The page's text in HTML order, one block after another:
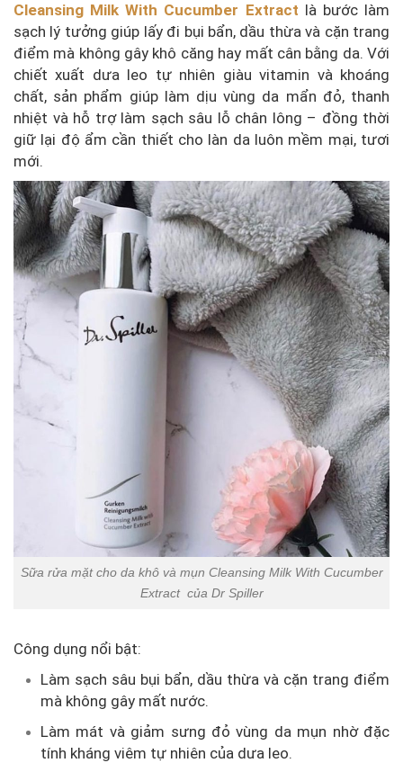
Cleansing Milk With Cucumber Extract là bước làm
sạch lý tưởng giúp lấy đi bụi bẩn, dầu thừa và cặn trang
điểm mà không gây khô căng hay mất cân bằng da. Với
chiết xuất dưa leo tự nhiên giàu vitamin và khoáng
chất, sản phẩm giúp làm dịu vùng da mẩn đỏ, thanh
nhiệt và hỗ trợ làm sạch sâu lỗ chân lông – đồng thời
giữ lại độ ẩm cần thiết cho làn da luôn mềm mại, tươi
mới.
Sữa rửa mặt cho da khô và mụn Cleansing Milk With Cucumber
Extract của Dr Spiller
Công dụng nổi bật:
Làm sạch sâu bụi bẩn, dầu thừa và cặn trang điểm
mà không gây mất nước.
Làm mát và giảm sưng đỏ vùng da mụn nhờ đặc
tính kháng viêm tự nhiên của dưa leo.